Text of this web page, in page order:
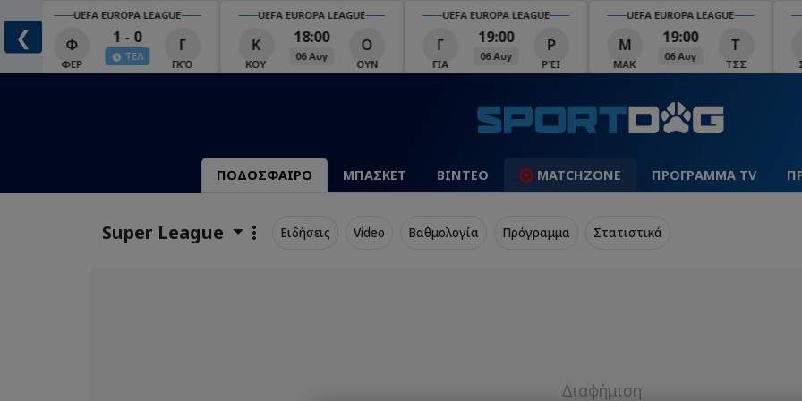
❮
UEFA EUROPA LEAGUE
ΦΕΡ
1 - 0
ΤΕΛ
ΓΚΌ
UEFA EUROPA LEAGUE
ΚΟΥ
18:00
06 Αυγ
ΟΥΝ
UEFA EUROPA LEAGUE
19:00
06 Αυγ
UEFA EUROPA LEAGUE
ΜΑΚ
19:00
06 Αυγ
ΤΣΣ ΣΆΛ
ΠΟΔΟΣΦΑΙΡΟ ΜΠΑΣΚΕΤ ΒΙΝΤΕΟ MATCHZONE ΠΡΟΓΡΑΜΜΑ TV
Super League Ειδήσεις Video Βαθμολογία Πρόγραμμα Στατιστικά